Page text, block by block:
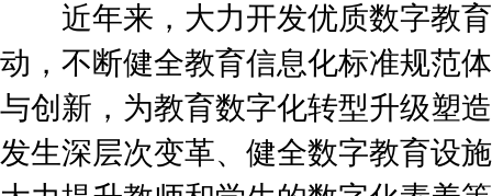
近年来，大力开发优质数字教育
动，不断健全教育信息化标准规范
与创新，为教育数字化转型升级塑
发生深层次变革、健全数字教育设